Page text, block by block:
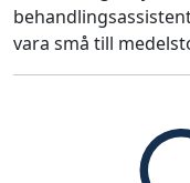
vara små till